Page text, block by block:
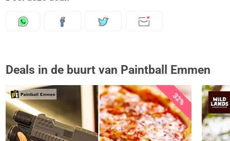
Deals in de buurt van Paintball Emmen
32%